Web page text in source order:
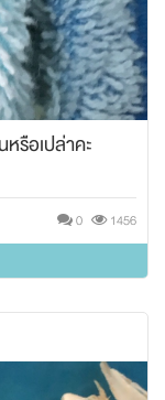
หรือเปล่าคะ
0 1456